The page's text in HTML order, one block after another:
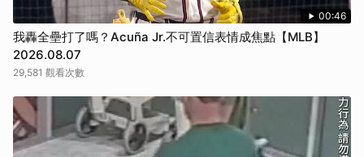
00:46
我轟全壘打了嗎？Acuña Jr.不可置信表情成焦點【MLB】
2026.08.07
29,581 觀看次數